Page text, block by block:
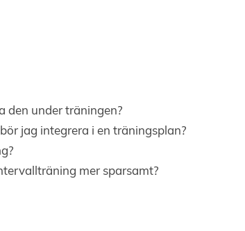
den under träningen?
jag integrera i en träningsplan?
mer sparsamt?